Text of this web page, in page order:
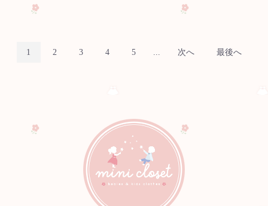
1 2 3 4 5 ... 次へ 最後へ